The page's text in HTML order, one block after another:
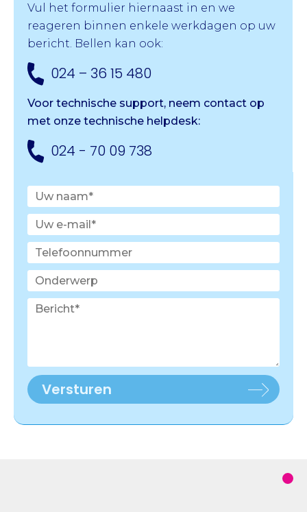
Vul het formulier hiernaast in en we
reageren binnen enkele werkdagen op uw
bericht. Bellen kan ook:
024 – 36 15 480
Voor technische support, neem contact op
met onze technische helpdesk:
024 - 70 09 738
Versturen